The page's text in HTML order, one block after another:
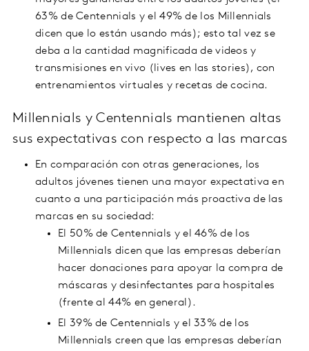
63% de Centennials y el 49% de los Millennials
dicen que lo están usando más); esto tal vez se
deba a la cantidad magnificada de videos y
transmisiones en vivo (lives en las stories), con
entrenamientos virtuales y recetas de cocina.
Millennials y Centennials mantienen altas
sus expectativas con respecto a las marcas
En comparación con otras generaciones, los
adultos jóvenes tienen una mayor expectativa en
cuanto a una participación más proactiva de las
marcas en su sociedad:
El 50% de Centennials y el 46% de los
Millennials dicen que las empresas deberían
hacer donaciones para apoyar la compra de
máscaras y desinfectantes para hospitales
(frente al 44% en general).
El 39% de Centennials y el 33% de los
Millennials creen que las empresas deberían